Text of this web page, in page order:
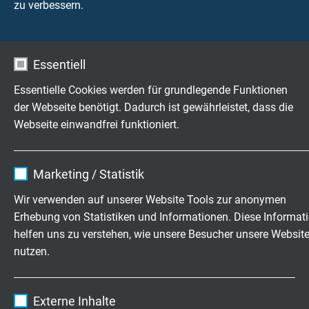
zu verbessern.
Essentiell
Essentielle Cookies werden für grundlegende Funktionen
der Webseite benötigt. Dadurch ist gewährleistet, dass die
Webseite einwandfrei funktioniert.
Laufzeit 1 Jahr
Marketing / Statistik
Wir verwenden auf unserer Website Tools zur anonymen
Erhebung von Statistiken und Informationen. Diese
helfen uns zu verstehen, wie unsere Besucher unsere Website
nutzen.
Externe Inhalte
flammhemmend und selbstverlöschend nach
Korrosivität der Brandgase
keine Entwicklung von korrosiven Brandgasen
Rauchdichte
Toxizität
nach EN 50305
Öl-und Kraftstoffbeständigkeit
nach EN 50264-1 + VDE 0260-264-1
gemäßRoHS-Richtlinie